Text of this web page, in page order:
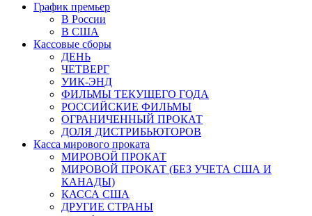
График премьер
В России
В США
Кассовые сборы
ДЕНЬ
ЧЕТВЕРГ
УИК-ЭНД
ФИЛЬМЫ ТЕКУЩЕГО ГОДА
РОССИЙСКИЕ ФИЛЬМЫ
ОГРАНИЧЕННЫЙ ПРОКАТ
ДОЛЯ ДИСТРИБЬЮТОРОВ
Касса мирового проката
МИРОВОЙ ПРОКАТ
МИРОВОЙ ПРОКАТ (БЕЗ УЧЕТА США И
КАНАДЫ)
КАССА США
ДРУГИЕ СТРАНЫ